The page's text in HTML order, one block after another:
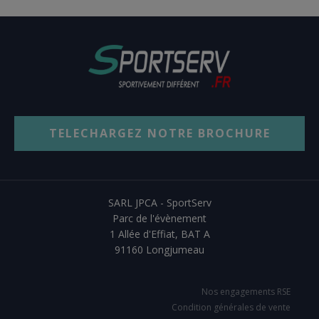
TELECHARGEZ NOTRE BROCHURE
SARL JPCA - SportServ
Parc de l'évènement
1 Allée d'Effiat, BAT A
91160 Longjumeau
Nos engagements RSE
Condition générales de vente